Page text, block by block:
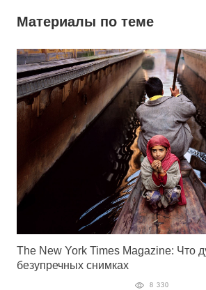
Материалы по теме
The New York Times Magazine: Что
безупречных снимках
8 330